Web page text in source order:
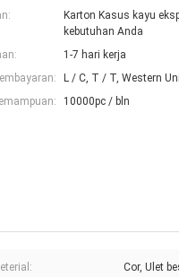
Karton Kasus kayu
kebutuhan Anda
1-7 hari kerja
L / C, T / T, Western
10000pc / bln
Cor, Ulet